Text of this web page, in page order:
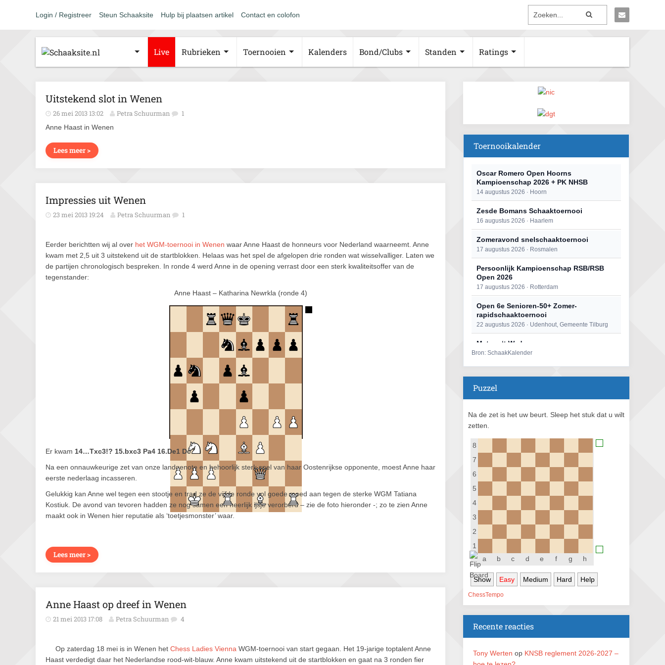
Login / Registreer Steun Schaaksite Hulp bij plaatsen artikel Contact en colofon
Live Rubrieken Toernooien Kalenders Bond/Clubs Standen Ratings
Uitstekend slot in Wenen
26 mei 2013 13:02 Petra Schuurman 1
Anne Haast in Wenen
Lees meer >
Impressies uit Wenen
23 mei 2013 19:24 Petra Schuurman 1
Eerder berichtten wij al over het WGM-toernooi in Wenen waar Anne Haast de honneurs voor Nederland waarneemt. Anne
kwam met 2,5 uit 3 uitstekend uit de startblokken. Helaas was het spel de afgelopen drie ronden wat wisselvalliger. Laten we
de partijen chronologisch bespreken. In ronde 4 werd Anne in de opening verrast door een sterk kwaliteitsoffer van de
tegenstander:
Anne Haast – Katharina Newrkla (ronde 4)
Er kwam 14…Txc3!? 15.bxc3 Pa4 16.De1 Dc7
Na een onnauwkeurige zet van onze landgenote en behoorlijk sterk spel van haar Oostenrijkse opponente, moest Anne haar
eerste nederlaag incasseren.
Gelukkig kan Anne wel tegen een stootje en trad ze de vijfde ronde vol goede moed aan tegen de sterke WGM Tatiana
Kostiuk. De avond van tevoren hadden ze nog samen een heerlijk ijsje verorberd – zie de foto hieronder -; zo te zien Anne
maakt ook in Wenen hier reputatie als ‘toetjesmonster’ waar.
Lees meer >
Anne Haast op dreef in Wenen
21 mei 2013 17:08 Petra Schuurman 4
Op zaterdag 18 mei is in Wenen het Chess Ladies Vienna WGM-toernooi van start gegaan. Het 19-jarige toptalent Anne
Haast verdedigt daar het Nederlandse rood-wit-blauw. Anne kwam uitstekend uit de startblokken en gaat na 3 ronden fier
Toernooikalender
Oscar Romero Open Hoorns
Kampioenschap 2026 + PK NHSB
14 augustus 2026 · Hoorn
Zesde Bomans Schaaktoernooi
16 augustus 2026 · Haarlem
Zomeravond snelschaaktoernooi
17 augustus 2026 · Rosmalen
Persoonlijk Kampioenschap RSB/RSB
Open 2026
17 augustus 2026 · Rotterdam
Open 6e Senioren-50+ Zomer-
rapidschaaktoernooi
22 augustus 2026 · Udenhout, Gemeente Tilburg
Mat op ‘t Wad
22 augustus 2026 · Den Burg, Texel
2e Utrechts kroegloperstoernooi
23 augustus 2026 · Utrecht
Open Eemlandtoernooi 2026
25 augustus 2026 · Bunschoten-Spakenburg
28 augustus 2026 · Assen
28 augustus 2026 · Haarlem
28 augustus 2026 · Goirle
29 augustus 2026 · Amersfoort
Kroeg & Loper Leiden
30 augustus 2026 · Leiden
Zwolle Zuid Schaakt! Terrassentoernooi
5 september 2026 · Zwolle
Bron: SchaakKalender
Puzzel
Na de zet is het uw beurt. Sleep het stuk dat u wilt
zetten.
8
7
6
5
4
3
2
1
a
b c d e f g h
Show Easy Medium Hard Help
ChessTempo
Recente reacties
Tony Werten op KNSB reglement 2026-2027 –